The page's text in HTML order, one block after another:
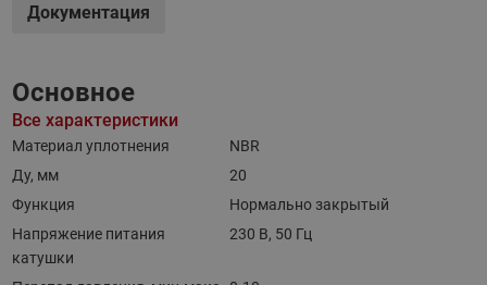
Документация
Основное
Все характеристики
Материал уплотнения
NBR
Ду, мм
20
Функция
Нормально закрытый
Напряжение питания
катушки
230 В, 50 Гц